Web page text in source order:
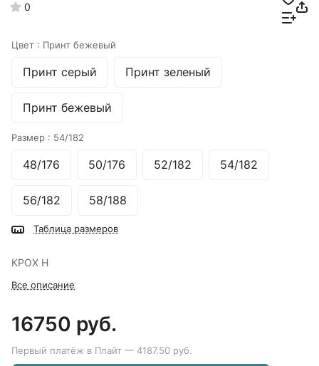
0
Цвет : Принт бежевый
Принт серый Принт зеленый
Принт бежевый
Размер : 54/182
48/176 50/176 52/182 54/182
56/182 58/188
Таблица размеров
КРОХ Н
Все описание
16750 руб.
Первый платёж в Плайт — 4187.50 руб.